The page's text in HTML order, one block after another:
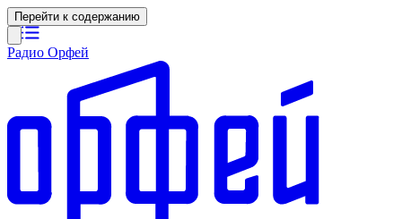
Перейти к содержанию
Радио Орфей